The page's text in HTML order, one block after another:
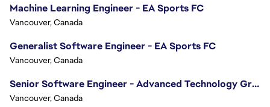
Machine Learning Engineer - EA Sports FC
Vancouver, Canada
Generalist Software Engineer - EA Sports FC
Vancouver, Canada
Senior Software Engineer - Advanced Technology Group
Vancouver, Canada